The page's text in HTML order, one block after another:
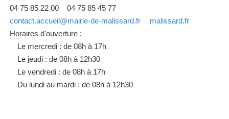
04 75 85 22 00
04 75 85 45 77
contact.accueil@mairie-de-malissard.fr
malissard.fr
Horaires d'ouverture :
Le mercredi : de 08h à 17h
Le jeudi : de 08h à 12h30
Le vendredi : de 08h à 17h
Du lundi au mardi : de 08h à 12h30